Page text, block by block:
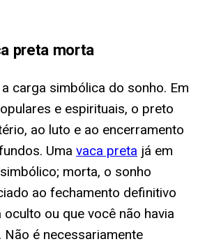
preta morta
carga simbólica do sonho. Em
e espirituais, o preto
ao luto e ao encerramento
Uma vaca preta já em
morta, o sonho
ao fechamento definitivo
ou que você não havia
Não é necessariamente